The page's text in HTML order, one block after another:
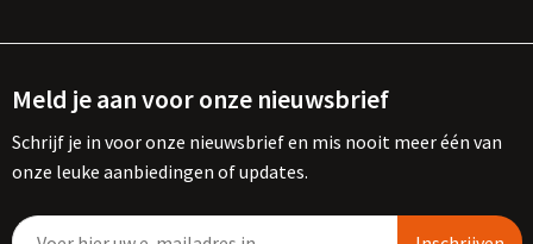
Meld je aan voor onze nieuwsbrief
Schrijf je in voor onze nieuwsbrief en mis nooit meer één van
onze leuke aanbiedingen of updates.